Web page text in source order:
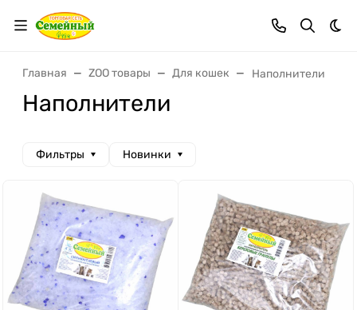
Главная ZOO товары Для кошек Наполнители
Наполнители
Фильтры Новинки